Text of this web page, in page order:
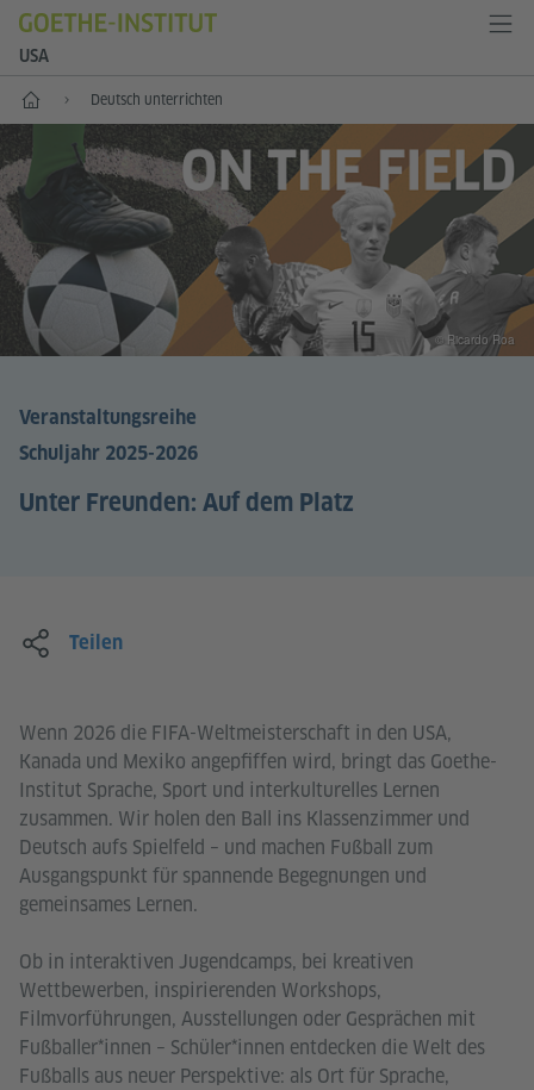
USA
Start Deutsch unterrichten
Veranstaltungsreihe
Schuljahr 2025-2026
Unter Freunden: Auf dem Platz
© Ricardo Roa
Wenn 2026 die FIFA-Weltmeisterschaft in den USA,
Kanada und Mexiko angepfiffen wird, bringt das Goethe-
Institut Sprache, Sport und interkulturelles Lernen
zusammen. Wir holen den Ball ins Klassenzimmer und
Deutsch aufs Spielfeld – und machen Fußball zum
Ausgangspunkt für spannende Begegnungen und
gemeinsames Lernen.
Ob in interaktiven Jugendcamps, bei kreativen
Wettbewerben, inspirierenden Workshops,
Filmvorführungen, Ausstellungen oder Gesprächen mit
Fußballer*innen – Schüler*innen entdecken die Welt des
Fußballs aus neuer Perspektive: als Ort für Sprache,
Teilen